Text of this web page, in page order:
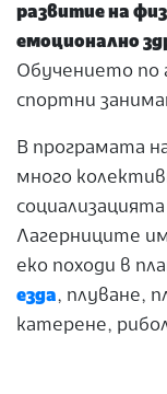
развитие на
емоционално
Обучението по
спортни
В програмата
много
Лагерниците
еко походи в
езда, плуване,
катерене,